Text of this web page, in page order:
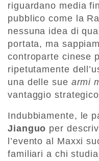
riguardano media
pubblico come la
nessuna idea di
portata, ma
controparte cinese
ripetutamente
una delle sue armi
vantaggio
Indubbiamente, le
Jianguo per
l’evento al Maxxi
familiari a chi